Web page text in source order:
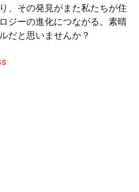
、その発見がまた私たちが住
ジーの進化につながる。素晴
だと思いませんか？